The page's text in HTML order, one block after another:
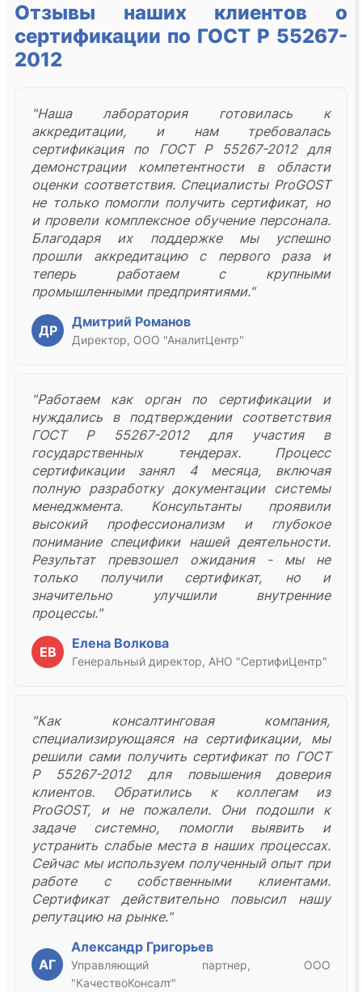
Отзывы наших клиентов о
сертификации по ГОСТ Р 55267-
2012
"Наша лаборатория готовилась к
аккредитации, и нам требовалась
сертификация по ГОСТ Р 55267-2012 для
демонстрации компетентности в области
оценки соответствия. Специалисты ProGOST
не только помогли получить сертификат, но
и провели комплексное обучение персонала.
Благодаря их поддержке мы успешно
прошли аккредитацию с первого раза и
теперь работаем с крупными
промышленными предприятиями."
ДР
Дмитрий Романов
Директор, ООО "АналитЦентр"
"Работаем как орган по сертификации и
нуждались в подтверждении соответствия
ГОСТ Р 55267-2012 для участия в
государственных тендерах. Процесс
сертификации занял 4 месяца, включая
полную разработку документации системы
менеджмента. Консультанты проявили
высокий профессионализм и глубокое
понимание специфики нашей деятельности.
Результат превзошел ожидания - мы не
только получили сертификат, но и
значительно улучшили внутренние
процессы."
ЕВ
Елена Волкова
Генеральный директор, АНО "СертифиЦентр"
"Как консалтинговая компания,
специализирующаяся на сертификации, мы
решили сами получить сертификат по ГОСТ
Р 55267-2012 для повышения доверия
клиентов. Обратились к коллегам из
ProGOST, и не пожалели. Они подошли к
задаче системно, помогли выявить и
устранить слабые места в наших процессах.
Сейчас мы используем полученный опыт при
работе с собственными клиентами.
Сертификат действительно повысил нашу
репутацию на рынке."
АГ
Александр Григорьев
Управляющий партнер, ООО
"КачествоКонсалт"